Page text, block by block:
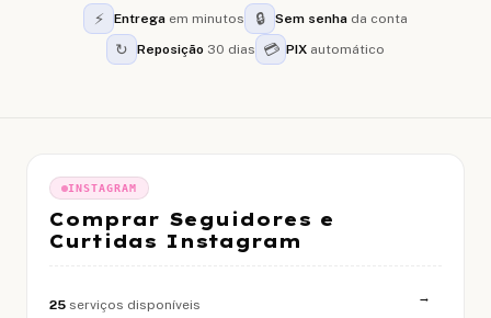
⚡ Entrega em minutos 🔒 Sem senha da conta
↻ Reposição 30 dias 💳 PIX automático
INSTAGRAM
Comprar Seguidores e
Curtidas Instagram
25 serviços disponíveis →